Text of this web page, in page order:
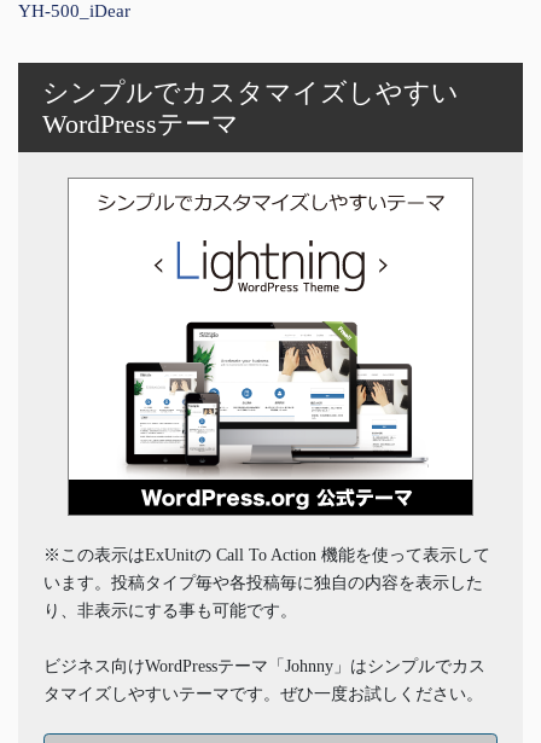
YH-500_iDear
シンプルでカスタマイズしやすい
WordPressテーマ
※この表示はExUnitの Call To Action 機能を使って表示して
います。投稿タイプ毎や各投稿毎に独自の内容を表示した
り、非表示にする事も可能です。
ビジネス向けWordPressテーマ「Johnny」はシンプルでカス
タマイズしやすいテーマです。ぜひ一度お試しください。